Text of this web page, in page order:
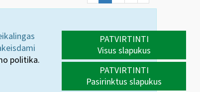
politika.
PATVIRTINTI
Visus slapukus
PATVIRTINTI
Pasirinktus slapukus